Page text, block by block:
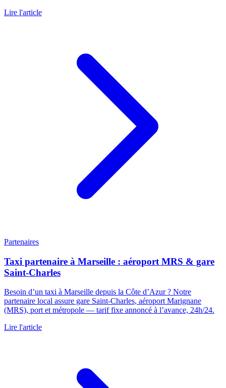
Lire l'article
Partenaires
Taxi partenaire à Marseille : aéroport MRS & gare
Saint-Charles
Besoin d’un taxi à Marseille depuis la Côte d’Azur ? Notre
partenaire local assure gare Saint-Charles, aéroport Marignane
(MRS), port et métropole — tarif fixe annoncé à l’avance, 24h/24.
Lire l'article